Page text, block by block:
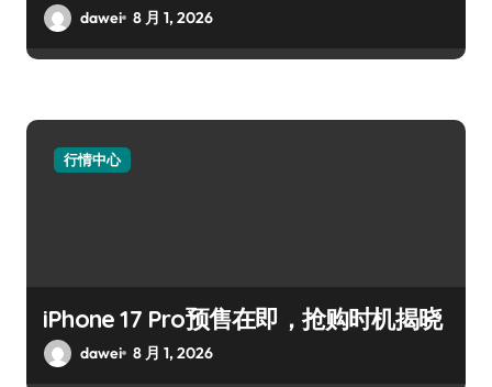
dawei 8 月 1, 2026
行情中心
iPhone 17 Pro预售在即，抢购时机揭晓
dawei 8 月 1, 2026